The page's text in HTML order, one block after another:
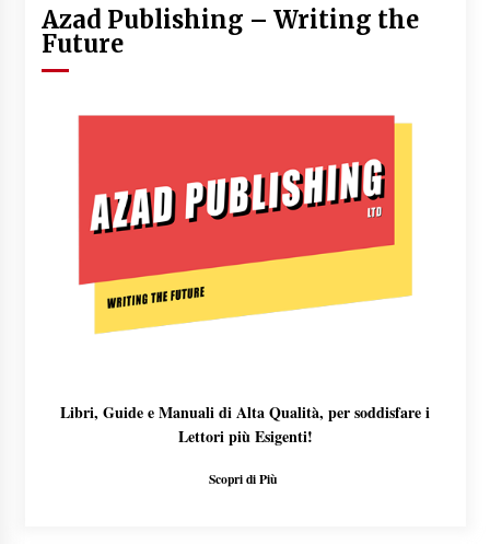
Azad Publishing – Writing the
Future
Libri, Guide e Manuali di Alta Qualità, per soddisfare i
Lettori più Esigenti!
Scopri di Più